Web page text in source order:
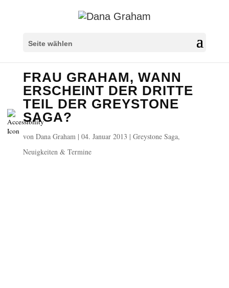
Seite wählen
FRAU GRAHAM, WANN
ERSCHEINT DER DRITTE
TEIL DER GREYSTONE
SAGA?
von Dana Graham| 04. Januar 2013 | Greystone Saga,
Neuigkeiten & Termine
Überschriften markieren
settings
zoom_out Herauszoomen
zoom_in Vergrößern
remove_circle_outline Schrift verkleinern
add_circle_outline
spellcheck